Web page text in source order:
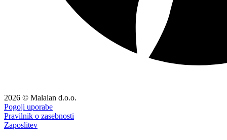
2026 © Malalan d.o.o.
Pogoji uporabe
Pravilnik o zasebnosti
Zaposlitev